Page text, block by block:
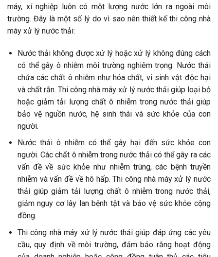
máy, xí nghiệp luôn có một lượng nước lớn ra ngoài môi
trường. Đây là một số lý do vì sao nên thiết kế thi công nhà
máy xử lý nước thải:
Nước thải không được xử lý hoặc xử lý không đúng cách
có thể gây ô nhiễm môi trường nghiêm trọng. Nước thải
chứa các chất ô nhiễm như hóa chất, vi sinh vật độc hại
và chất rắn. Thi công nhà máy xử lý nước thải giúp loại bỏ
hoặc giảm tải lượng chất ô nhiễm trong nước thải giúp
bảo vệ nguồn nước, hệ sinh thái và sức khỏe của con
người.
Nước thải ô nhiễm có thể gây hại đến sức khỏe con
người. Các chất ô nhiễm trong nước thải có thể gây ra các
vấn đề về sức khỏe như nhiễm trùng, các bệnh truyền
nhiễm và vấn đề về hô hấp. Thi công nhà máy xử lý nước
thải giúp giảm tải lượng chất ô nhiễm trong nước thải,
giảm nguy cơ lây lan bệnh tật và bảo vệ sức khỏe cộng
đồng.
Thi công nhà máy xử lý nước thải giúp đáp ứng các yêu
cầu, quy định về môi trường, đảm bảo rằng hoạt động